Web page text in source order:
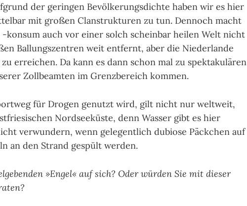
der geringen Bevölkerungsdichte haben wir es hier
mit großen Clanstrukturen zu tun. Dennoch macht
konsum auch vor einer solch scheinbar heilen Welt nicht
Ballungszentren weit entfernt, aber die Niederlande
erreichen. Da kann es dann schon mal zu spektakulären
Zollbeamten im Grenzbereich kommen.
für Drogen genutzt wird, gilt nicht nur weltweit,
Nordseeküste, denn Wasser gibt es hier
verwundern, wenn gelegentlich dubiose Päckchen auf
an den Strand gespült werden.
»Engel« auf sich? Oder würden Sie mit dieser